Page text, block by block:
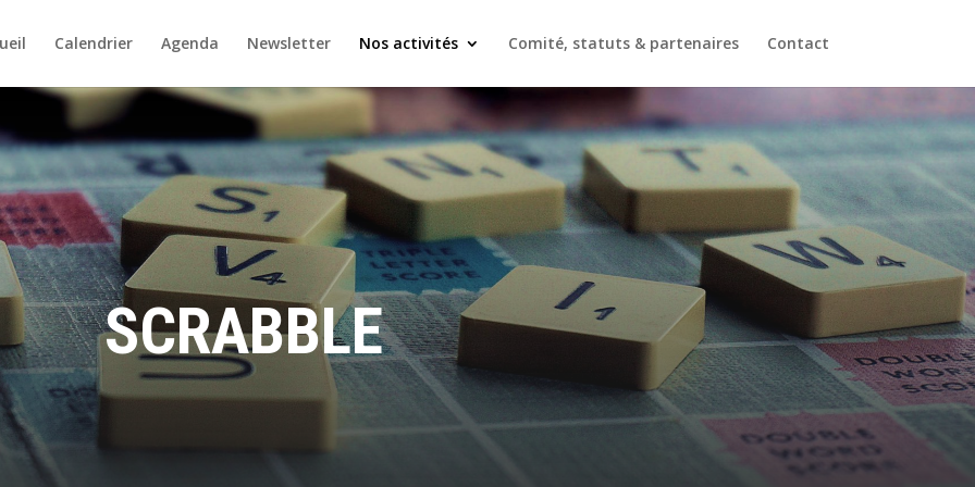
Calendrier Agenda Newsletter Nos activités Comité, statuts & partenaires Contact
SCRABBLE